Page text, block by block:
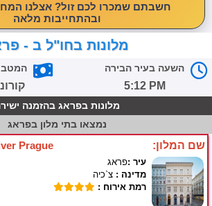
חשבתם שמכרו לכם זול? אצלנו
ובהתחייבות מלאה
מלונות בחו"ל ב -
השעה בעיר הבירה
5:12 PM
מלונות בפראג בהזמנה
נמצאובתי מלון בפראג
Prague שם המלון:
עיר :פראג
מדינה : צ`כיה
רמת אירוח :